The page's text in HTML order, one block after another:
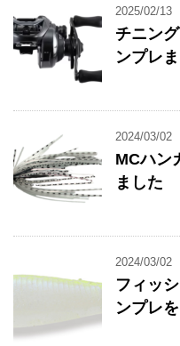
2025/02/13
チニン
ンプレ
2024/03/02
MCハン
ました
2024/03/02
フィッ
ンプレ